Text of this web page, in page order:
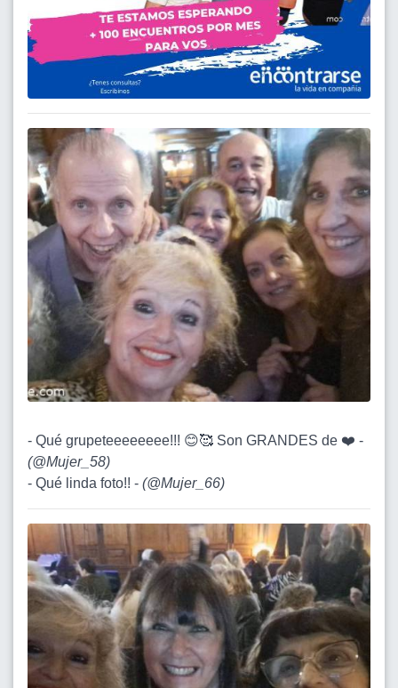
- Qué grupeteeeeeeee!!! 😊🥰 Son GRANDES de ❤️ -
(@Mujer_58)
- Qué linda foto!! - (@Mujer_66)